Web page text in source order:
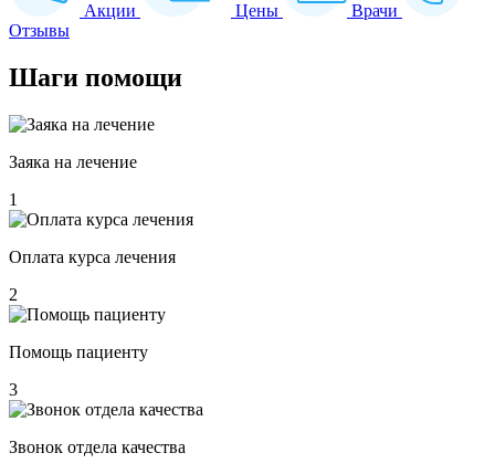
Акции Цены
Врачи
Отзывы
Шаги помощи
Заяка на лечение
1
Оплата курса лечения
2
Помощь пациенту
3
Звонок отдела качества